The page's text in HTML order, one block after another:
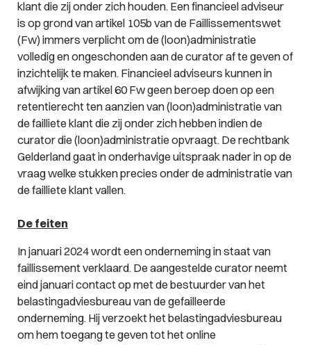
klant die zij onder zich houden. Een financieel adviseur
is op grond van artikel 105b van de Faillissementswet
(Fw) immers verplicht om de (loon)administratie
volledig en ongeschonden aan de curator af te geven of
inzichtelijk te maken. Financieel adviseurs kunnen in
afwijking van artikel 60 Fw geen beroep doen op een
retentierecht ten aanzien van (loon)administratie van
de failliete klant die zij onder zich hebben indien de
curator die (loon)administratie opvraagt. De rechtbank
Gelderland gaat in onderhavige uitspraak nader in op de
vraag welke stukken precies onder de administratie van
de failliete klant vallen.
De feiten
In januari 2024 wordt een onderneming in staat van
faillissement verklaard. De aangestelde curator neemt
eind januari contact op met de bestuurder van het
belastingadviesbureau van de gefailleerde
onderneming. Hij verzoekt het belastingadviesbureau
om hem toegang te geven tot het online